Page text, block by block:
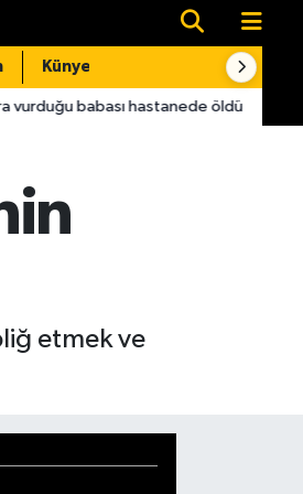
Künye
hastanede öldü 22:16
etmek ve